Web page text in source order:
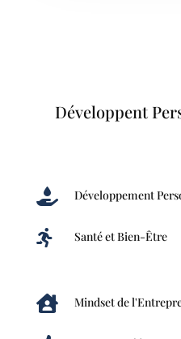
Développent
 Développement
 Santé et Bien-Être
 Mindset de